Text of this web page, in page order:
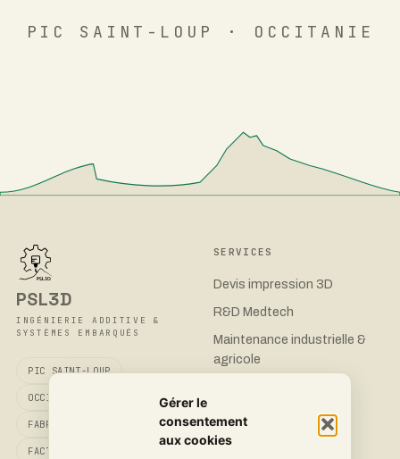
Gérer le
consentement
aux cookies
PIC SAINT-LOUP · OCCITANIE
PSL3D
INGÉNIERIE ADDITIVE &
SYSTÈMES EMBARQUÉS
PIC SAINT-LOUP
OCCITANIE
FABRIQUÉ EN FRANCE
FACTURATION CHORUS PRO
SERVICES
Devis impression 3D
R&D Medtech
Maintenance industrielle &
agricole